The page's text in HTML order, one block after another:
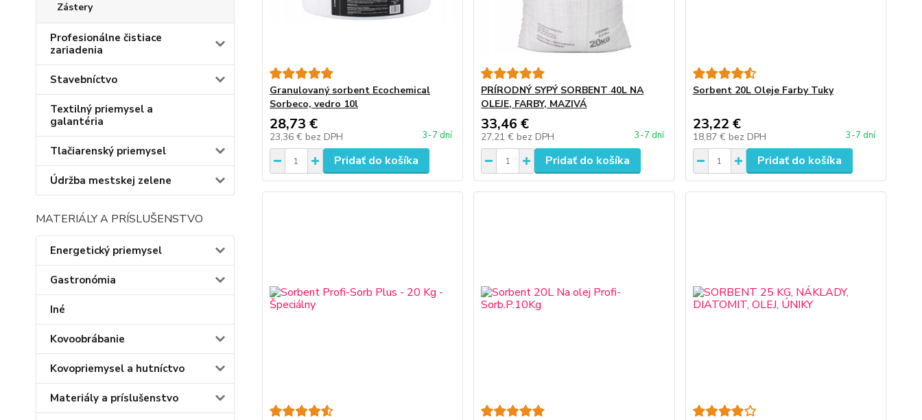
Zástery
Profesionálne čistiace
zariadenia
Stavebníctvo
Textilný priemysel a
galantéria
Tlačiarenský priemysel
Údržba mestskej zelene
MATERIÁLY A PRÍSLUŠENSTVO
Energetický priemysel
Gastronómia
Iné
Kovoobrábanie
Kovopriemysel a hutníctvo
Materiály a príslušenstvo
Granulovaný sorbent Ecochemical
Sorbeco, vedro 10l
28,73 €
23,36 € bez DPH 3-7 dní
Pridať do košíka
PRÍRODNÝ SYPÝ SORBENT 40L NA
OLEJE, FARBY, MAZIVÁ
33,46 €
27,21 € bez DPH 3-7 dní
Pridať do košíka
Sorbent 20L Oleje Farby Tuky
23,22 €
18,87 € bez DPH 3-7 dní
Pridať do košíka